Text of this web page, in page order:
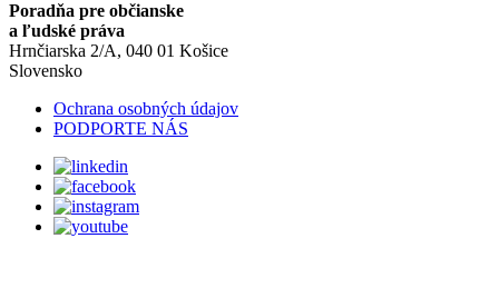
Poradňa pre občianske
a ľudské práva
Hrnčiarska 2/A, 040 01 Košice
Slovensko
Ochrana osobných údajov
PODPORTE NÁS